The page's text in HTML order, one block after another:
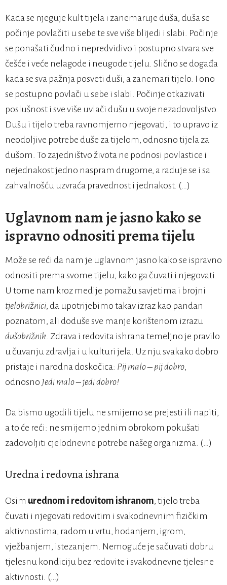
Kada se njeguje kult tijela i zanemaruje duša, duša se
počinje povlačiti u sebe te sve više blijedi i slabi. Počinje
se ponašati čudno i nepredvidivo i postupno stvara sve
češće i veće nelagode i neugode tijelu. Slično se događa
kada se sva pažnja posveti duši, a zanemari tijelo. I ono
se postupno povlači u sebe i slabi. Počinje otkazivati
poslušnost i sve više uvlači dušu u svoje nezadovoljstvo.
Dušu i tijelo treba ravnomjerno njegovati, i to upravo iz
neodoljive potrebe duše za tijelom, odnosno tijela za
dušom. To zajedništvo života ne podnosi povlastice i
nejednakost jedno naspram drugome, a raduje se i sa
zahvalnošću uzvraća pravednost i jednakost. (…)
Uglavnom nam je jasno kako se
ispravno odnositi prema tijelu
Može se reći da nam je uglavnom jasno kako se ispravno
odnositi prema svome tijelu, kako ga čuvati i njegovati.
U tome nam kroz medije pomažu savjetima i brojni
tjelobrižnici, da upotrijebimo takav izraz kao pandan
poznatom, ali doduše sve manje korištenom izrazu
dušobrižnik. Zdrava i redovita ishrana temeljno je pravilo
u čuvanju zdravlja i u kulturi jela. Uz nju svakako dobro
pristaje i narodna doskočica: Pij malo – pij dobro,
odnosno Jedi malo – jedi dobro!
Da bismo ugodili tijelu ne smijemo se prejesti ili napiti,
a to će reći: ne smijemo jednim obrokom pokušati
zadovoljiti cjelodnevne potrebe našeg organizma. (…)
Uredna i redovna ishrana
Osim urednom i redovitom ishranom, tijelo treba
čuvati i njegovati redovitim i svakodnevnim fizičkim
aktivnostima, radom u vrtu, hodanjem, igrom,
vježbanjem, istezanjem. Nemoguće je sačuvati dobru
tjelesnu kondiciju bez redovite i svakodnevne tjelesne
aktivnosti. (…)